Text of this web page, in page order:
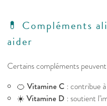
💊 Compléments
aider
Certains compléments
🍊 Vitamine C : contribue
☀️ Vitamine D : soutient